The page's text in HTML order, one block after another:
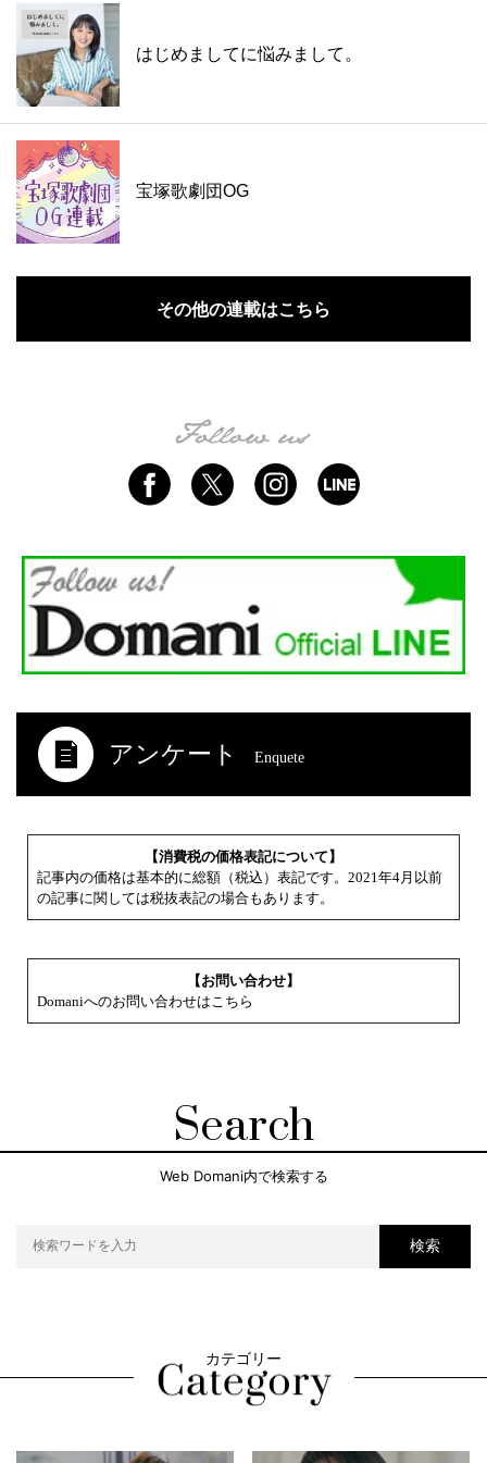
はじめましてに悩みまして。
宝塚歌劇団OG
その他の連載はこちら
アンケート Enquete
【消費税の価格表記について】
記事内の価格は基本的に総額（税込）表記です。2021年4月以前
の記事に関しては税抜表記の場合もあります。
【お問い合わせ】
Domaniへのお問い合わせはこちら
Search
Web Domani内で検索する
検索
カテゴリー